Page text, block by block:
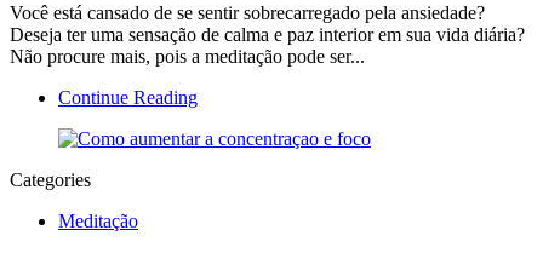
Você está cansado de se sentir sobrecarregado pela ansiedade?
Deseja ter uma sensação de calma e paz interior em sua vida diária?
Não procure mais, pois a meditação pode ser...
Continue Reading
Categories
Meditação